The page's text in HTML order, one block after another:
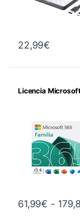
22,99€
Este producto
Licencia
61,99€ -
Este producto